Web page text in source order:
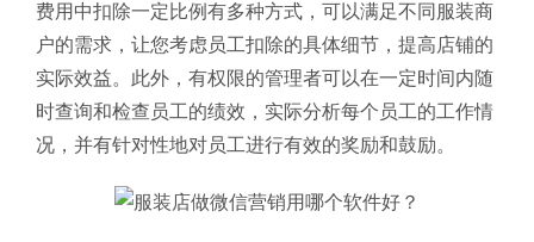
费用中扣除一定比例有多种方式，可以满足不同服装商
户的需求，让您考虑员工扣除的具体细节，提高店铺的
实际效益。此外，有权限的管理者可以在一定时间内随
时查询和检查员工的绩效，实际分析每个员工的工作情
况，并有针对性地对员工进行有效的奖励和鼓励。